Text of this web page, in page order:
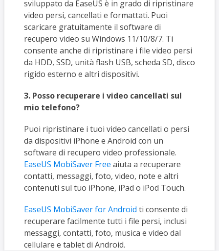
sviluppato da EaseUS è in grado di ripristinare
video persi, cancellati e formattati. Puoi
scaricare gratuitamente il software di
recupero video su Windows 11/10/8/7. Ti
consente anche di ripristinare i file video persi
da HDD, SSD, unità flash USB, scheda SD, disco
rigido esterno e altri dispositivi.
3. Posso recuperare i video cancellati sul
mio telefono?
Puoi ripristinare i tuoi video cancellati o persi
da dispositivi iPhone e Android con un
software di recupero video professionale.
EaseUS MobiSaver Free aiuta a recuperare
contatti, messaggi, foto, video, note e altri
contenuti sul tuo iPhone, iPad o iPod Touch.
EaseUS MobiSaver for Android ti consente di
recuperare facilmente tutti i file persi, inclusi
messaggi, contatti, foto, musica e video dal
cellulare e tablet di Android.